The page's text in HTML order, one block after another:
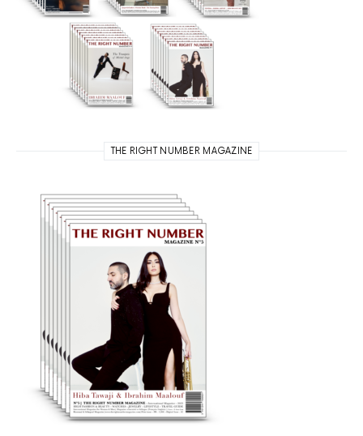
THE RIGHT NUMBER MAGAZINE